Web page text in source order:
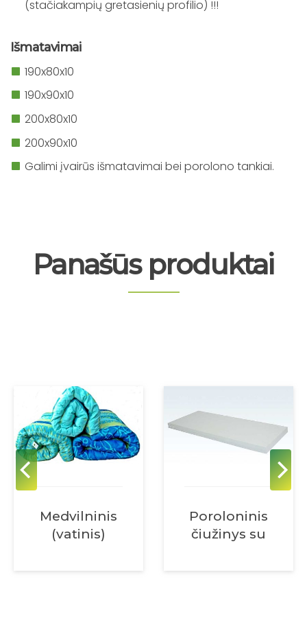
(stačiakampių gretasienių profilio) !!!
Išmatavimai
190x80x10
190x90x10
200x80x10
200x90x10
Galimi įvairūs išmatavimai bei porolono tankiai.
Panašūs produktai
Medvilninis
(vatinis)
Poroloninis
čiužinys su